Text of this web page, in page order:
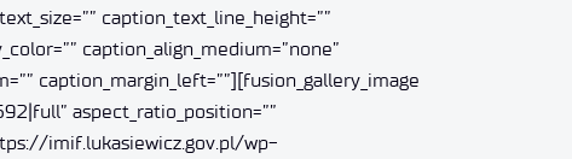
caption_text_line_height=””
caption_align_medium=”none”
caption_margin_left=””][fusion_gallery_image
aspect_ratio_position=””
imif.lukasiewicz.gov.pl/wp-